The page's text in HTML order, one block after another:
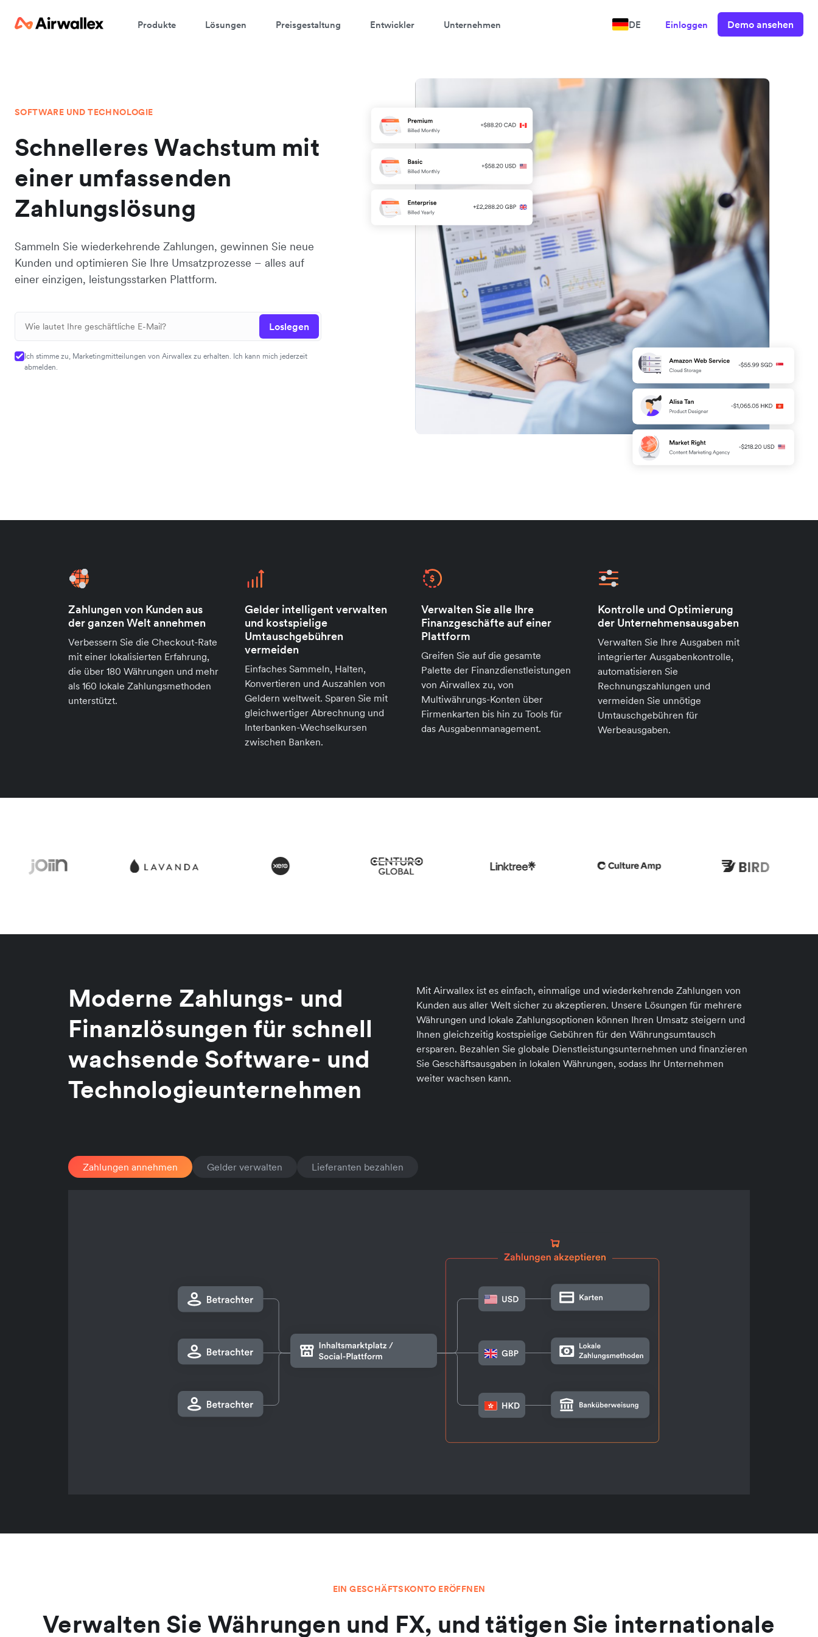
Produkte Lösungen Preisgestaltung Entwickler Unternehmen DE Einloggen Demo ansehen
SOFTWARE UND TECHNOLOGIE
Schnelleres Wachstum mit
einer umfassenden
Zahlungslösung
Sammeln Sie wiederkehrende Zahlungen, gewinnen Sie neue
Kunden und optimieren Sie Ihre Umsatzprozesse – alles auf
einer einzigen, leistungsstarken Plattform.
Loslegen
Ich stimme zu, Marketingmitteilungen von Airwallex zu erhalten. Ich kann mich jederzeit
abmelden.
Zahlungen von Kunden aus
der ganzen Welt annehmen
Verbessern Sie die Checkout-Rate
mit einer lokalisierten Erfahrung,
die über 180 Währungen und mehr
als 160 lokale Zahlungsmethoden
unterstützt.
Gelder intelligent verwalten
und kostspielige
Umtauschgebühren
vermeiden
Einfaches Sammeln, Halten,
Konvertieren und Auszahlen von
Geldern weltweit. Sparen Sie mit
gleichwertiger Abrechnung und
Interbanken-Wechselkursen
zwischen Banken.
Verwalten Sie alle Ihre
Finanzgeschäfte auf einer
Plattform
Greifen Sie auf die gesamte
Palette der Finanzdienstleistungen
von Airwallex zu, von
Multiwährungs-Konten über
Firmenkarten bis hin zu Tools für
das Ausgabenmanagement.
Kontrolle und Optimierung
der Unternehmensausgaben
Verwalten Sie Ihre Ausgaben mit
integrierter Ausgabenkontrolle,
automatisieren Sie
Rechnungszahlungen und
vermeiden Sie unnötige
Umtauschgebühren für
Werbeausgaben.
Moderne Zahlungs- und
Finanzlösungen für schnell
wachsende Software- und
Technologieunternehmen
Mit Airwallex ist es einfach, einmalige und wiederkehrende Zahlungen von
Kunden aus aller Welt sicher zu akzeptieren. Unsere Lösungen für mehrere
Währungen und lokale Zahlungsoptionen können Ihren Umsatz steigern und
Ihnen gleichzeitig kostspielige Gebühren für den Währungsumtausch
ersparen. Bezahlen Sie globale Dienstleistungsunternehmen und finanzieren
Sie Geschäftsausgaben in lokalen Währungen, sodass Ihr Unternehmen
weiter wachsen kann.
Zahlungen annehmen Gelder verwalten Lieferanten bezahlen
EIN GESCHÄFTSKONTO ERÖFFNEN
Verwalten Sie Währungen und FX, und tätigen Sie internationale